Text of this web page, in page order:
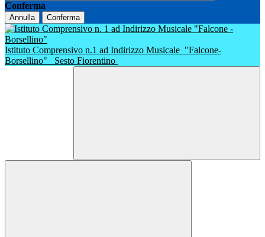
Conferma
Annulla Conferma
Istituto Comprensivo n.1 ad Indirizzo Musicale "Falcone-
Borsellino"
Sesto Fiorentino